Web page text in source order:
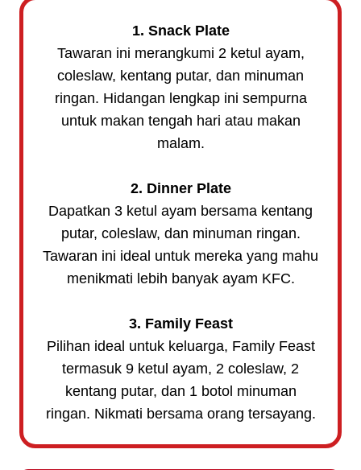
1. Snack Plate
Tawaran ini merangkumi 2 ketul ayam,
coleslaw, kentang putar, dan minuman
ringan. Hidangan lengkap ini sempurna
untuk makan tengah hari atau makan
malam.
2. Dinner Plate
Dapatkan 3 ketul ayam bersama kentang
putar, coleslaw, dan minuman ringan.
Tawaran ini ideal untuk mereka yang mahu
menikmati lebih banyak ayam KFC.
3. Family Feast
Pilihan ideal untuk keluarga, Family Feast
termasuk 9 ketul ayam, 2 coleslaw, 2
kentang putar, dan 1 botol minuman
ringan. Nikmati bersama orang tersayang.